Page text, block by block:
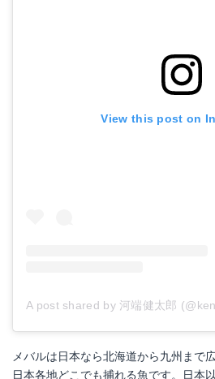
View this post on
A post shared by 河端健太郎
メバルは日本なら北海道から九州まで
日本各地どこでも捕れる魚です。日本